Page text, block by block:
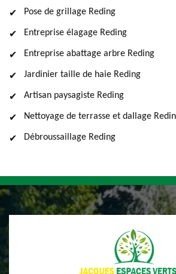
Pose de grillage Reding
Entreprise élagage Reding
Entreprise abattage arbre Reding
Jardinier taille de haie Reding
Artisan paysagiste Reding
Nettoyage de terrasse et dallage
Débroussaillage Reding